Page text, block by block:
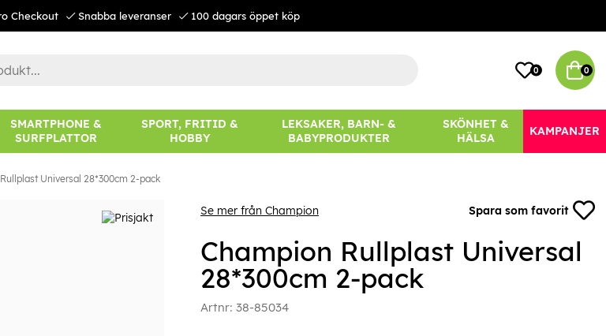
Checkout Snabba leveranser 100 dagars öppet köp
0 0
SMARTPHONE &
SURFPLATTOR
SPORT, FRITID &
HOBBY
LEKSAKER, BARN- &
BABYPRODUKTER
SKÖNHET &
HÄLSA
KAMPANJER
Universal 28*300cm 2-pack
Se mer från Champion Spara som favorit
Champion Rullplast Universal
28*300cm 2-pack
Artnr: 38-85034